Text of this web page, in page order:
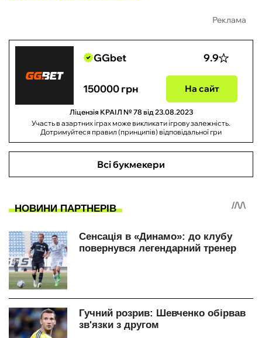
Реклама
GGbet 9.9
150000 грн На сайт
Ліцензія КРАІЛ № 78 від 23.08.2023
Участь в азартних іграх може викликати ігрову залежність.
Дотримуйтеся правил (принципів) відповідальної гри
Всі букмекери